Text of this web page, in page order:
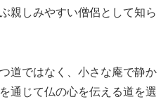
親しみやすい僧侶として知ら
道ではなく、小さな庵で静か
通じて仏の心を伝える道を選